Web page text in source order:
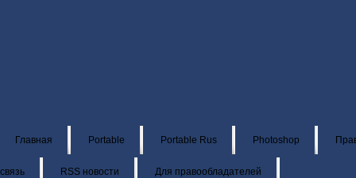
Главная Portable Portable Rus Photoshop
связь RSS новости Для правообладателей